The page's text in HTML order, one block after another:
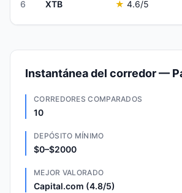
6 XTB ★ 4.6/5
Instantánea del corredor —
CORREDORES COMPARADOS
10
DEPÓSITO MÍNIMO
$0–$2000
MEJOR VALORADO
Capital.com (4.8/5)